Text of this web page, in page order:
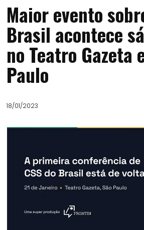
Maior evento
Brasil acontece
no Teatro Gazeta
Paulo
18/01/2023